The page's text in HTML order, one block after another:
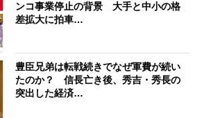
ンコ事業停止の背景 大手と中小の格
差拡大に拍車…
豊臣兄弟は転戦続きでなぜ軍費が続い
たのか？ 信長亡き後、秀吉・秀長の
突出した経済…